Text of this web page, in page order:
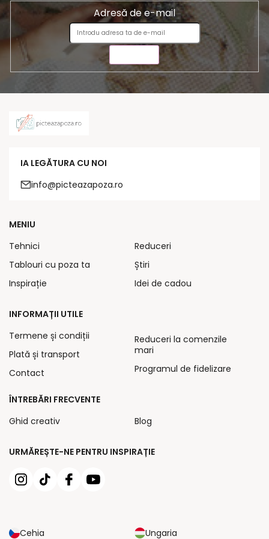
Adresă de e-mail
IA LEGĂTURA CU NOI
info@picteazapoza.ro
URMĂREȘTE-NE PENTRU INSPIRAȚIE
Cehia Ungaria
MENIU
Tehnici
Tablouri cu poza ta
Inspirație
Reduceri
Știri
Idei de cadou
INFORMAȚII UTILE
Termene și condiții
Plată și transport
Contact
Reduceri la comenzile
mari
Programul de fidelizare
ÎNTREBĂRI FRECVENTE
Ghid creativ
Blog